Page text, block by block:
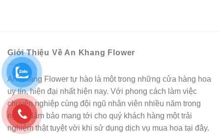
Giới Thiệu Về An Khang Flower
An Khang Flower tự hào là một trong những cửa hàng hoa
uy tín, hiện đại nhất hiện nay. Với phong cách làm việc
chuyên nghiệp cùng đội ngũ nhân viên nhiều năm trong
nghề, đảm bảo mang tới cho quý khách hàng một trải
nghiệm thật tuyệt vời khi sử dụng dịch vụ mua hoa tại đây.